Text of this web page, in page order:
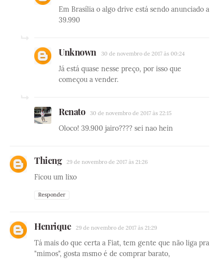
Em Brasília o algo drive está sendo anunciado a
39.990
Unknown 30 de novembro de 2017 às 00:24
Já está quase nesse preço, por isso que
começou a vender.
Renato 30 de novembro de 2017 às 22:15
Oloco! 39.900 jairo???? sei nao hein
Thieng 29 de novembro de 2017 às 21:26
Ficou um lixo
Responder
Henrique 29 de novembro de 2017 às 21:29
Tá mais do que certa a Fiat, tem gente que não liga pra
"mimos", gosta msmo é de comprar barato,